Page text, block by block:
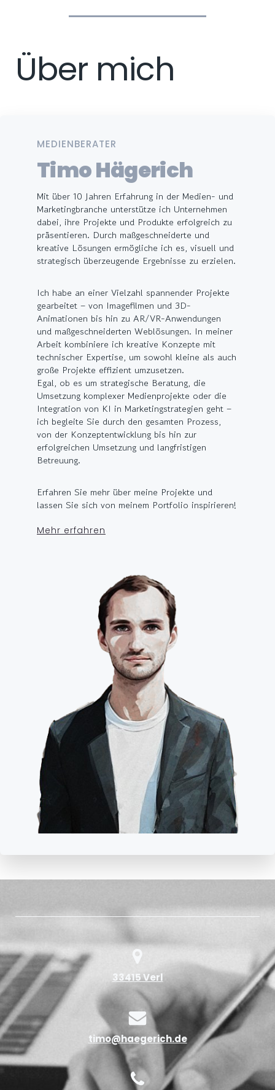
Über mich
MEDIENBERATER
Timo Hägerich
Mit über 10 Jahren Erfahrung in der Medien- und
Marketingbranche unterstütze ich Unternehmen
dabei, ihre Projekte und Produkte erfolgreich zu
präsentieren. Durch maßgeschneiderte und
kreative Lösungen ermögliche ich es, visuell und
strategisch überzeugende Ergebnisse zu erzielen.
Ich habe an einer Vielzahl spannender Projekte
gearbeitet – von Imagefilmen und 3D-
Animationen bis hin zu AR/VR-Anwendungen
und maßgeschneiderten Weblösungen. In meiner
Arbeit kombiniere ich kreative Konzepte mit
technischer Expertise, um sowohl kleine als auch
große Projekte effizient umzusetzen.
Egal, ob es um strategische Beratung, die
Umsetzung komplexer Medienprojekte oder die
Integration von KI in Marketingstrategien geht –
ich begleite Sie durch den gesamten Prozess,
von der Konzeptentwicklung bis hin zur
erfolgreichen Umsetzung und langfristigen
Betreuung.
Erfahren Sie mehr über meine Projekte und
lassen Sie sich von meinem Portfolio inspirieren!
Mehr erfahren
33415 Verl
timo@haegerich.de